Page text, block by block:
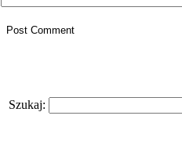
Szukaj: